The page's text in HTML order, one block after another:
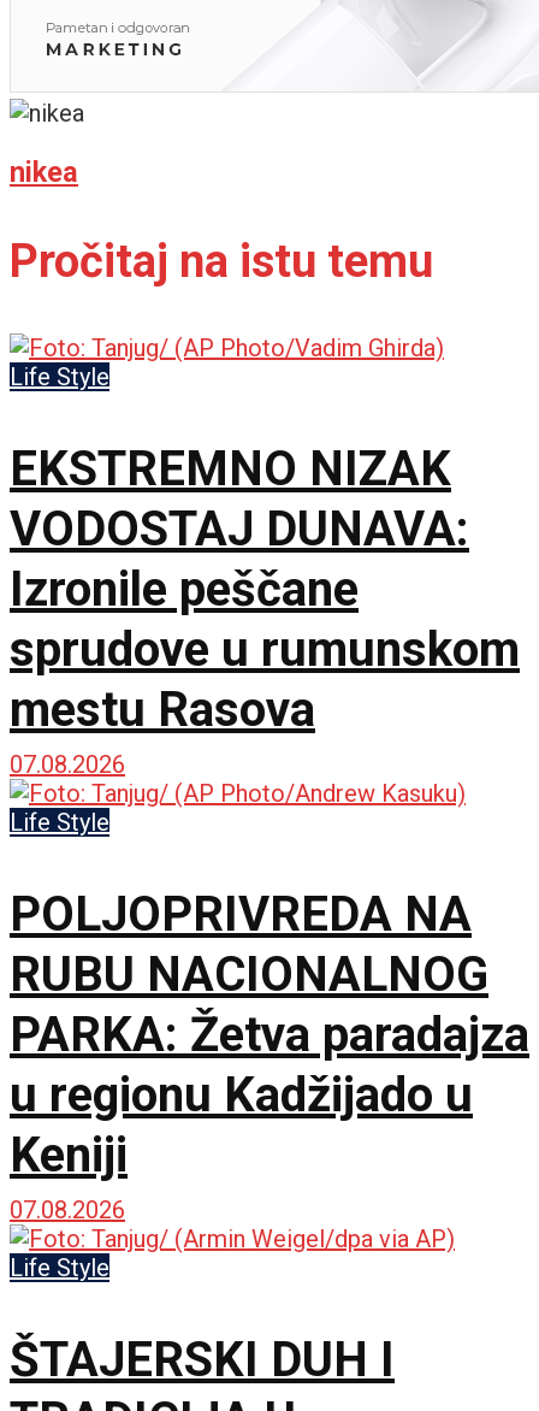
nikea
Pročitaj na istu temu
Life Style
EKSTREMNO NIZAK
VODOSTAJ DUNAVA:
Izronile peščane
sprudove u rumunskom
mestu Rasova
07.08.2026
Life Style
POLJOPRIVREDA NA
RUBU NACIONALNOG
PARKA: Žetva paradajza
u regionu Kadžijado u
Keniji
07.08.2026
Life Style
ŠTAJERSKI DUH I